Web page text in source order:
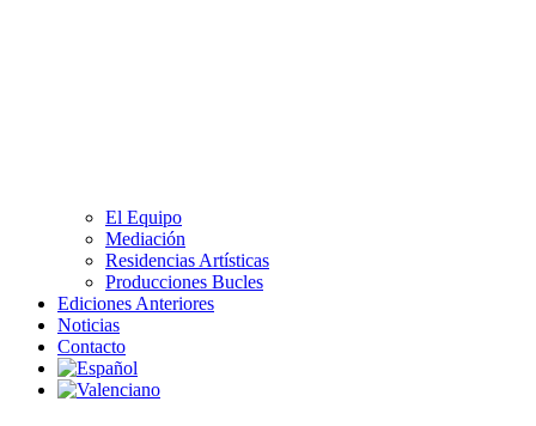
El Equipo
Mediación
Residencias Artísticas
Producciones Bucles
Ediciones Anteriores
Noticias
Contacto